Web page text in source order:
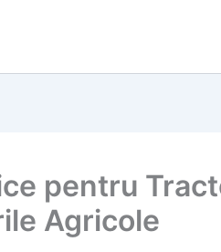
pentru
Agricole